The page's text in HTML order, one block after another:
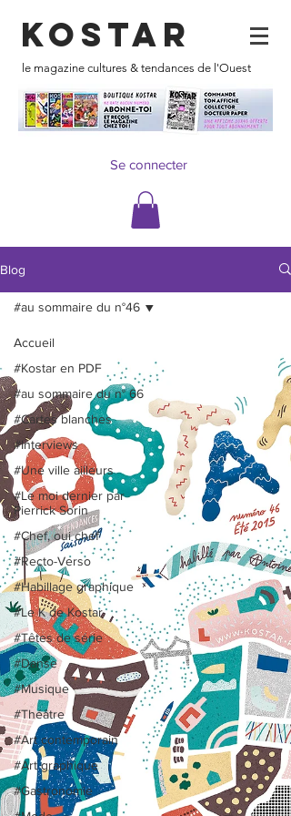
KOSTAR
le magazine cultures & tendances de l'Ouest
Se connecter
Blog
Accueil
#Kostar en PDF
#au sommaire du n° 66
#Cartes blanches
#Interviews
#Une ville ailleurs
#Le moi dernier par
Pierrick Sorin
#Chef, oui chef
#Recto-Verso
#Habillage graphique
#Le K de Kostar
#Têtes de série
#Danse
#Musique
#Théâtre
#Art contemporain
#Art graphique
#Gastronomie
#au sommaire du n°46